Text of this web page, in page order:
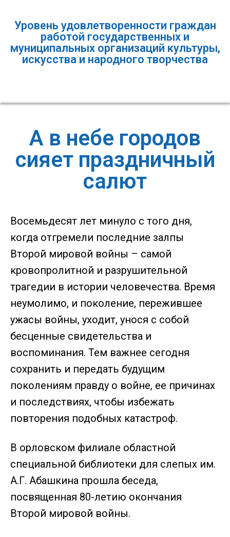
Уровень удовлетворенности граждан
работой государственных и
муниципальных организаций культуры,
искусства и народного творчества
А в небе городов
сияет праздничный
салют
Восемьдесят лет минуло с того дня,
когда отгремели последние залпы
Второй мировой войны – самой
кровопролитной и разрушительной
трагедии в истории человечества. Время
неумолимо, и поколение, пережившее
ужасы войны, уходит, унося с собой
бесценные свидетельства и
воспоминания. Тем важнее сегодня
сохранить и передать будущим
поколениям правду о войне, ее причинах
и последствиях, чтобы избежать
повторения подобных катастроф.
В орловском филиале областной
специальной библиотеки для слепых им.
А.Г. Абашкина прошла беседа,
посвященная 80-летию окончания
Второй мировой войны.